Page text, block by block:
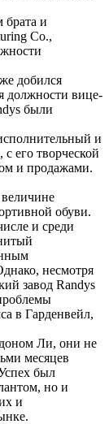
брата и
Co.,
добился
должности вице-
были
и
его творческой
и продажами.
обуви.
и среди
несмотря
завод Randys
в Гарденвейл,
Ли, они не
месяцев
был
но и
и